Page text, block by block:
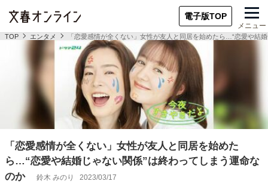
電子版TOP
メニュー
TOP エンタメ 「恋愛感情が全くない」女性が友人と同居を始めたら…“恋愛や結
「恋愛感情が全くない」女性が友人と同居を始めた
ら…“恋愛や結婚じゃない関係”は終わってしまう運命な
のか
鈴木 みのり 2023/03/17